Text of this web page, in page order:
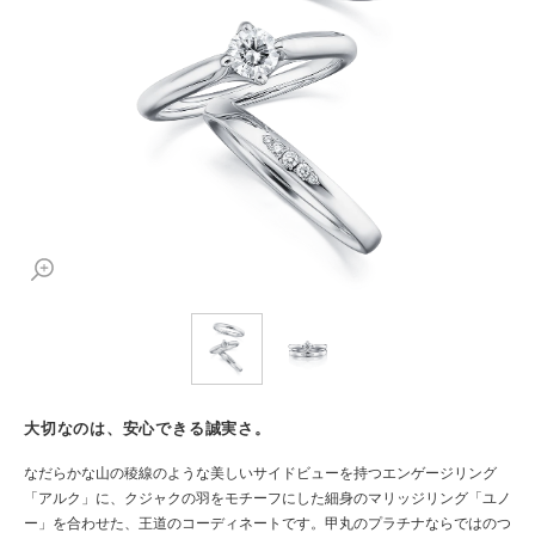
大切なのは、安心できる誠実さ。
なだらかな山の稜線のような美しいサイドビューを持つエンゲージリング
「アルク」に、クジャクの羽をモチーフにした細身のマリッジリング「ユノ
ー」を合わせた、王道のコーディネートです。甲丸のプラチナならではのつ